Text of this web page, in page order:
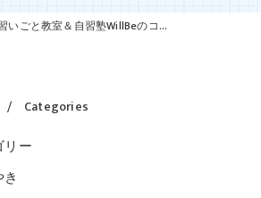
ングでつかんだカナダ1年留学への切符
Categories
リー